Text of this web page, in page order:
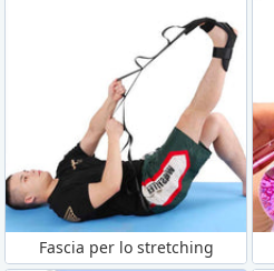
Fascia per lo stretching